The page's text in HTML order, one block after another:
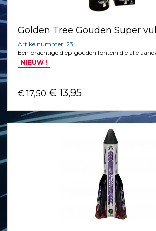
Golden Tree Gouden Super
Artikelnummer: 23
Een prachtige diep-gouden fontein die alle
NIEUW !
€ 17,50 € 13,95